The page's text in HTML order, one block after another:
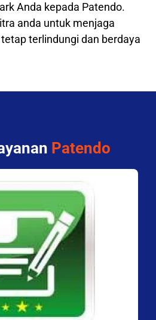
Anda kepada Patendo.
anda untuk menjaga
terlindungi dan berdaya
Patendo